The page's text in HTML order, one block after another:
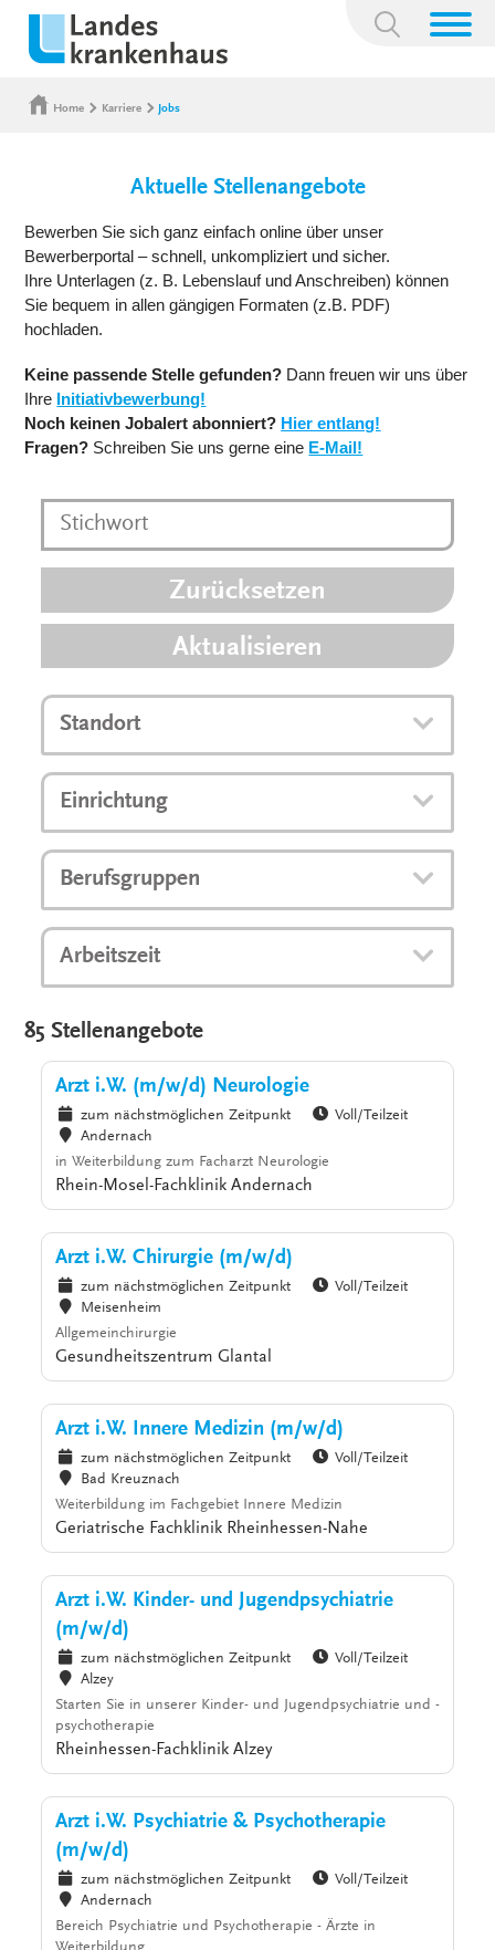
Suchbegriff:
Home Karriere Jobs
Aktuelle Stellenangebote
Bewerben Sie sich ganz einfach online über unser
Bewerberportal – schnell, unkompliziert und sicher.
Ihre Unterlagen (z. B. Lebenslauf und Anschreiben) können
Sie bequem in allen gängigen Formaten (z.B. PDF)
hochladen.
Keine passende Stelle gefunden? Dann freuen wir uns über
Ihre Initiativbewerbung!
Noch keinen Jobalert abonniert? Hier entlang!
Fragen? Schreiben Sie uns gerne eine E-Mail!
Zurücksetzen
Aktualisieren
Standort
Einrichtung
Berufsgruppen
Arbeitszeit
85 Stellenangebote
Arzt i.W. (m/w/d) Neurologie
zum nächstmöglichen Zeitpunkt
Voll/Teilzeit
Andernach
in Weiterbildung zum Facharzt Neurologie
Rhein-Mosel-Fachklinik Andernach
Arzt i.W. Chirurgie (m/w/d)
zum nächstmöglichen Zeitpunkt
Voll/Teilzeit
Meisenheim
Allgemeinchirurgie
Gesundheitszentrum Glantal
Arzt i.W. Innere Medizin (m/w/d)
zum nächstmöglichen Zeitpunkt
Voll/Teilzeit
Bad Kreuznach
Weiterbildung im Fachgebiet Innere Medizin
Geriatrische Fachklinik Rheinhessen-Nahe
Arzt i.W. Kinder- und Jugendpsychiatrie
(m/w/d)
zum nächstmöglichen Zeitpunkt
Voll/Teilzeit
Alzey
Starten Sie in unserer Kinder- und Jugendpsychiatrie und -
psychotherapie
Rheinhessen-Fachklinik Alzey
Arzt i.W. Psychiatrie & Psychotherapie
(m/w/d)
zum nächstmöglichen Zeitpunkt
Voll/Teilzeit
Andernach
Bereich Psychiatrie und Psychotherapie - Ärzte in